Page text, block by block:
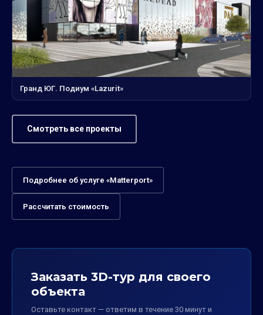
Гранд ЮГ. Подиум «Lazurit»
Смотреть все проекты
Подробнее об услуге «Matterport»
Рассчитать стоимость
Заказать 3D-тур для своего
объекта
Оставьте контакт — ответим в течение 30 минут и